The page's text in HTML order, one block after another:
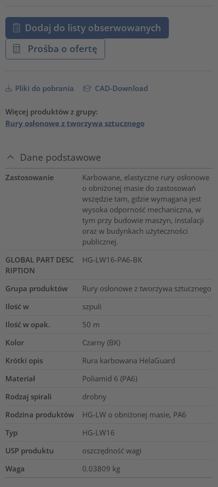
Dodaj do listy obserwowanych
Prośba o ofertę
Pliki do pobrania CAD-Download
Więcej produktów z grupy:
Rury osłonowe z tworzywa sztucznego
Dane podstawowe
Zastosowanie
Karbowane, elastyczne rury osłonowe
o obniżonej masie do zastosowań
wszędzie tam, gdzie wymagana jest
wysoka odporność mechaniczna, w
tym przy budowie maszyn, instalacji
oraz w budynkach użyteczności
publicznej.
GLOBAL PART DESC
RIPTION
HG-LW16-PA6-BK
Grupa produktów
Rury osłonowe z tworzywa sztucznego
Ilość w
szpuli
Ilość w opak.
50 m
Kolor
Czarny (BK)
Krótki opis
Rura karbowana HelaGuard
Materiał
Poliamid 6 (PA6)
Rodzaj spirali
drobny
Rodzina produktów
HG-LW o obniżonej masie, PA6
Typ
HG-LW16
USP produktu
oszczędność wagi
Waga
0.03809 kg